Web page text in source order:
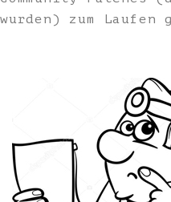
wurden) zum Laufen